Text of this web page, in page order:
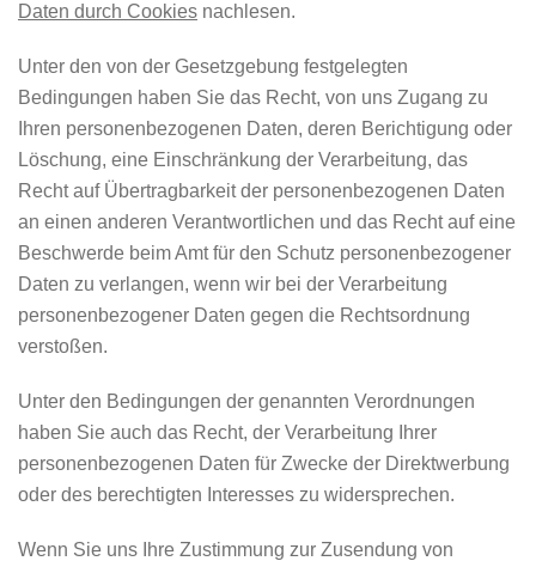
Daten durch Cookies nachlesen.
Unter den von der Gesetzgebung festgelegten
Bedingungen haben Sie das Recht, von uns Zugang zu
Ihren personenbezogenen Daten, deren Berichtigung oder
Löschung, eine Einschränkung der Verarbeitung, das
Recht auf Übertragbarkeit der personenbezogenen Daten
an einen anderen Verantwortlichen und das Recht auf eine
Beschwerde beim Amt für den Schutz personenbezogener
Daten zu verlangen, wenn wir bei der Verarbeitung
personenbezogener Daten gegen die Rechtsordnung
verstoßen.
Unter den Bedingungen der genannten Verordnungen
haben Sie auch das Recht, der Verarbeitung Ihrer
personenbezogenen Daten für Zwecke der Direktwerbung
oder des berechtigten Interesses zu widersprechen.
Wenn Sie uns Ihre Zustimmung zur Zusendung von